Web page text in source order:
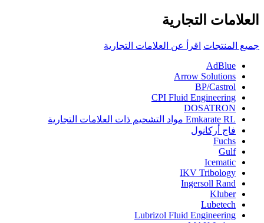
العلامات التجارية
جميع المنتجات اقرأ عن العلامات التجارية
AdBlue
Arrow Solutions
BP/Castrol
CPI Fluid Engineering
DOSATRON
Emkarate RL مواد التشحيم ذات العلامات التجارية
فاج أركانول
Fuchs
Gulf
Icematic
IKV Tribology
Ingersoll Rand
Kluber
Lubetech
Lubrizol Fluid Engineering